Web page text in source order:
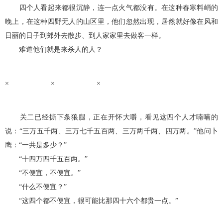
四个人看起来都很沉静，连一点火气都没有。在这种春寒料峭的
晚上，在这种四野无人的山区里，他们忽然出现，居然就好像在风和
日丽的日子到郊外去散步、到人家家里去做客一样。
难道他们就是来杀人的人？
× × ×
关二已经撕下条狼腿，正在开怀大嚼，看见这四个人才喃喃的
说：“三万五千两、三万七千五百两、三万两千两、四万两。”他问卜
鹰：“一共是多少？”
“十四万四千五百两。”
“不便宜，不便宜。”
“什么不便宜？”
“这四个都不便宜，很可能比那四十六个都贵一点。”